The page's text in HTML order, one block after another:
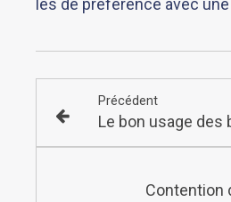
les de préférence avec
Précédent
Contention